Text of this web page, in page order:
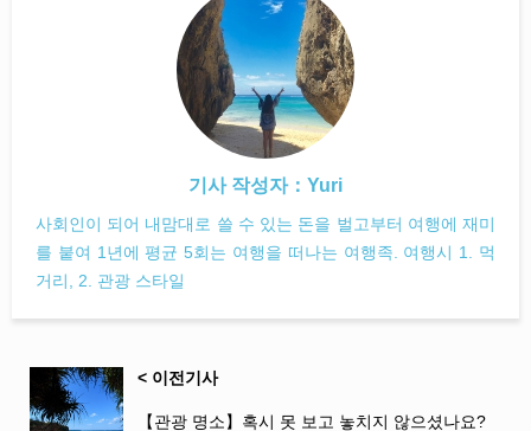
기사 작성자： Yuri
사회인이 되어 내맘대로 쓸 수 있는 돈을 벌고부터 여행에 재미
를 붙여 1년에 평균 5회는 여행을 떠나는 여행족. 여행시 1. 먹
거리, 2. 관광 스타일
< 이전기사
【관광 명소】혹시 못 보고 놓치지 않으셨나요?